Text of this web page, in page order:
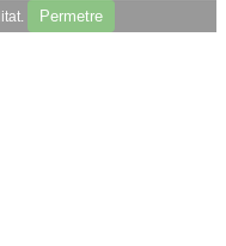
Permetre